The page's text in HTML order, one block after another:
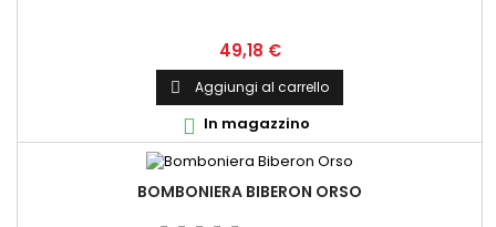
Prezzo
49,18 €
 Aggiungi al carrello
 In magazzino
BOMBONIERA BIBERON ORSO